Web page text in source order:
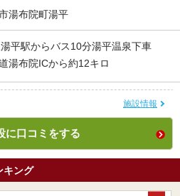
湯布院町湯平
平駅からバス10分湯平温泉下車
湯布院ICから約12キロ
施設情報
に口コミをする
キング